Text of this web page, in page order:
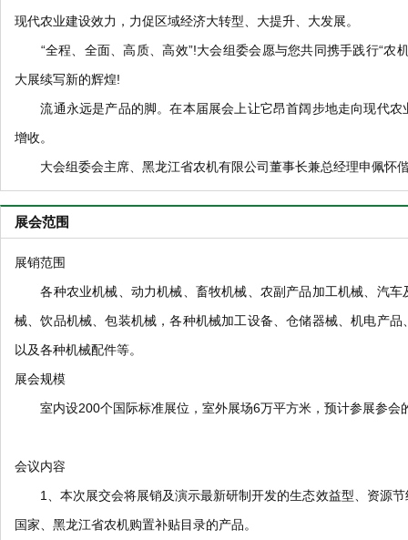
现代农业建设效力，力促区域经济大转型、大提升、大发展。
“全程、全面、高质、高效”!大会组委会愿与您共同携手践行“农
大展续写新的辉煌!
流通永远是产品的脚。在本届展会上让它昂首阔步地走向现代农
增收。
大会组委会主席、黑龙江省农机有限公司董事长兼总经理申佩怀
展会范围
展销范围
各种农业机械、动力机械、畜牧机械、农副产品加工机械、汽车
械、饮品机械、包装机械，各种机械加工设备、仓储器械、机电产
以及各种机械配件等。
展会规模
室内设200个国际标准展位，室外展场6万平方米，预计参展参会
会议内容
1、本次展交会将展销及演示最新研制开发的生态效益型、资源节
国家、黑龙江省农机购置补贴目录的产品。